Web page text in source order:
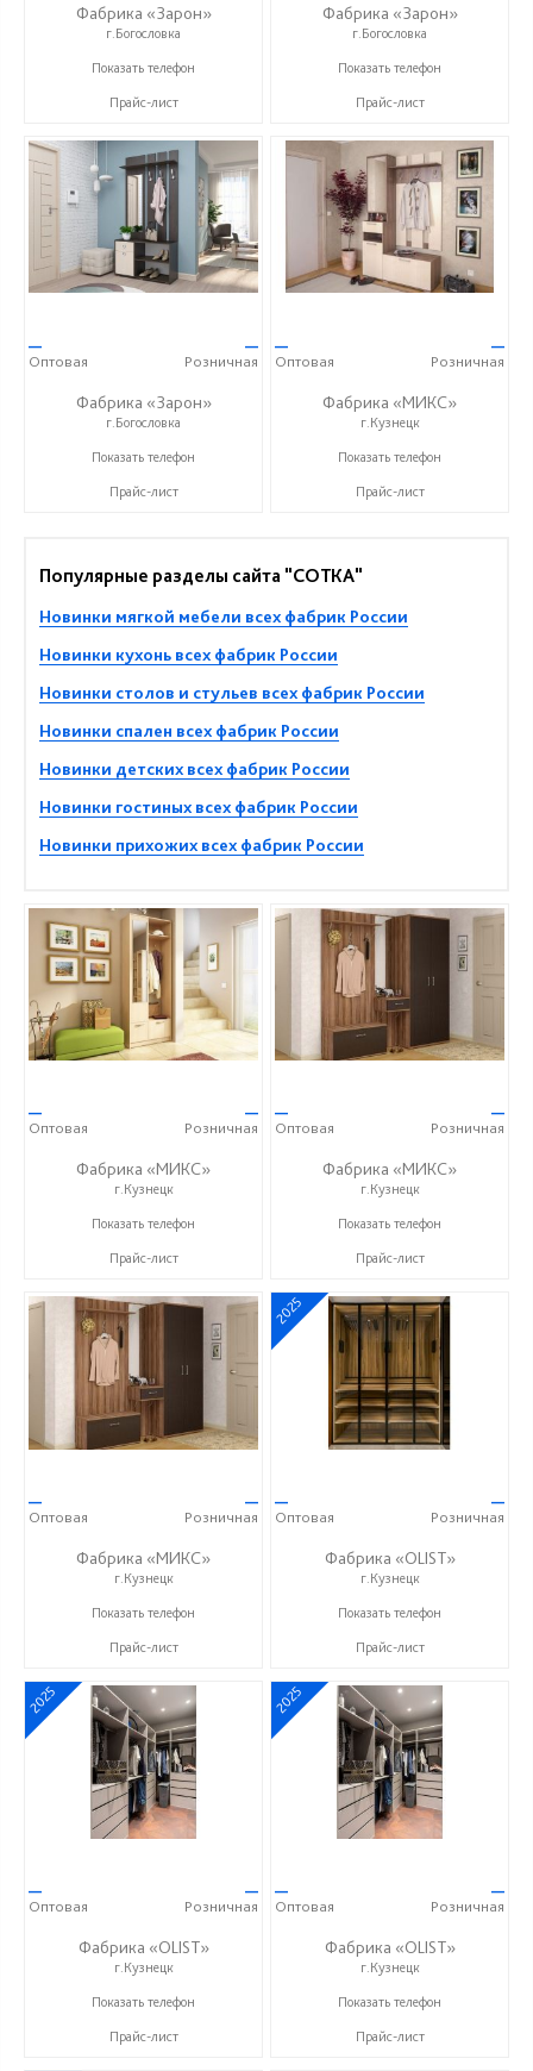
Фабрика «Зарон»
г.Богословка
+7 (8412) 21-50-66
Показать телефон
Прайс-лист
Фабрика «Зарон»
г.Богословка
+7 (8412) 21-50-66
Показать телефон
Прайс-лист
—
Оптовая
—
Розничная
Фабрика «Зарон»
г.Богословка
+7 (8412) 21-50-66
Показать телефон
Прайс-лист
—
Оптовая
—
Розничная
Фабрика «МИКС»
г.Кузнецк
+7 (937) 423-36-37
Показать телефон
Прайс-лист
Популярные разделы сайта "СОТКА"
Новинки мягкой мебели всех фабрик России
Новинки кухонь всех фабрик России
Новинки столов и стульев всех фабрик России
Новинки спален всех фабрик России
Новинки детских всех фабрик России
Новинки гостиных всех фабрик России
Новинки прихожих всех фабрик России
—
Оптовая
—
Розничная
Фабрика «МИКС»
г.Кузнецк
+7 (937) 423-36-37
Показать телефон
Прайс-лист
—
Оптовая
—
Розничная
Фабрика «МИКС»
г.Кузнецк
+7 (937) 423-36-37
Показать телефон
Прайс-лист
—
Оптовая
—
Розничная
Фабрика «МИКС»
г.Кузнецк
+7 (937) 423-36-37
Показать телефон
Прайс-лист
2025
—
Оптовая
—
Розничная
Фабрика «OLIST»
г.Кузнецк
+7 937 412 77 79
Показать телефон
Прайс-лист
2025
—
Оптовая
—
Розничная
Фабрика «OLIST»
г.Кузнецк
+7 937 412 77 79
Показать телефон
Прайс-лист
2025
—
Оптовая
—
Розничная
Фабрика «OLIST»
г.Кузнецк
+7 937 412 77 79
Показать телефон
Прайс-лист